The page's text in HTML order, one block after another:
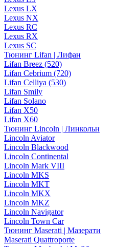
Lexus LX
Lexus NX
Lexus RC
Lexus RX
Lexus SC
Тюнинг Lifan | Лифан
Lifan Breez (520)
Lifan Cebrium (720)
Lifan Celliya (530)
Lifan Smily
Lifan Solano
Lifan X50
Lifan X60
Тюнинг Lincoln | Линкольн
Lincoln Aviator
Lincoln Blackwood
Lincoln Continental
Lincoln Mark VIII
Lincoln MKS
Lincoln MKT
Lincoln MKX
Lincoln MKZ
Lincoln Navigator
Lincoln Town Car
Тюнинг Maserati | Мазерати
Maserati Quattroporte